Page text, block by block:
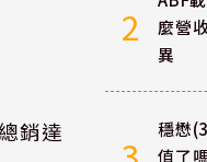
2
麼營
異
穩懋
值了